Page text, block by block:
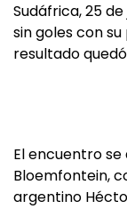
Sudáfrica, 25
sin goles con
resultado
El encuentro
Bloemfontein,
argentino